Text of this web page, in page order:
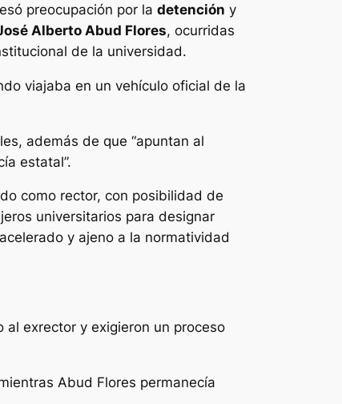
preocupación por la detención y
Alberto Abud Flores, ocurridas
de la universidad.
viajaba en un vehículo oficial de la
además de que “apuntan al
estatal”.
como rector, con posibilidad de
universitarios para designar
y ajeno a la normatividad
exrector y exigieron un proceso
Abud Flores permanecía